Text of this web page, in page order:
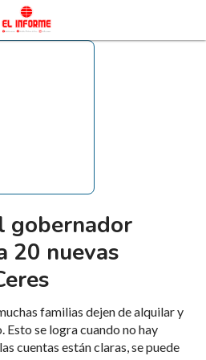
gobernador
20 nuevas
familias dejen de alquilar y
Esto se logra cuando no hay
cuentas están claras, se puede